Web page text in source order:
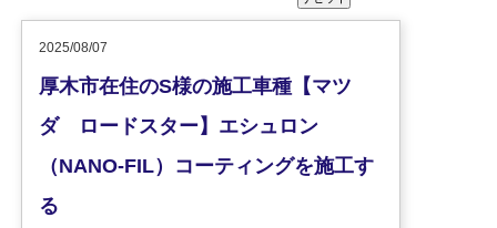
2025/08/07
厚木市在住のS様の施工車種【マツ
ダ ロードスター】エシュロン
（NANO-FIL）コーティングを施工す
る